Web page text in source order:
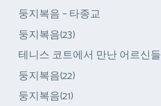
둥지복음 – 타종교
둥지복음(23)
테니스 코트에서 만난 어르신들
둥지복음(22)
둥지복음(21)